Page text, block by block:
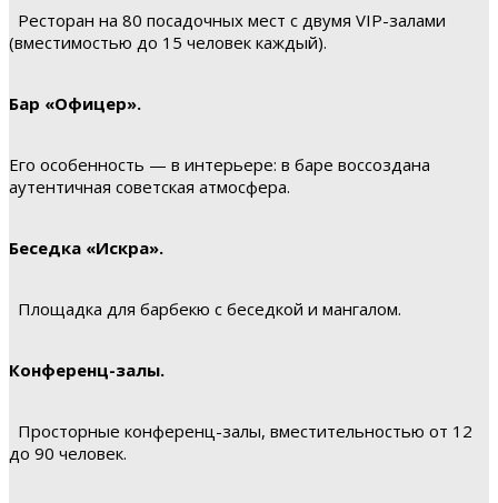
Ресторан на 80 посадочных мест с двумя VIP-залами
(вместимостью до 15 человек каждый).
Бар «Офицер».
Его особенность — в интерьере: в баре воссоздана
аутентичная советская атмосфера.
Беседка «Искра».
Площадка для барбекю с беседкой и мангалом.
Конференц-залы.
Просторные конференц-залы, вместительностью от 12
до 90 человек.